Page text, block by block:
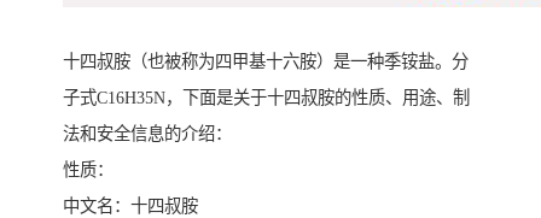
十四叔胺（也被称为四甲基十六胺）是一种季铵盐。分
子式C16H35N，下面是关于十四叔胺的性质、用途、制
法和安全信息的介绍：
性质：
中文名：十四叔胺